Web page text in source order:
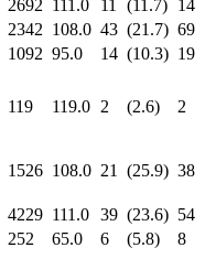
2692 111.0 11 (11.7) 14
2342 108.0 43 (21.7) 69
1092 95.0 14 (10.3) 19
119 119.0 2 (2.6) 2
1526 108.0 21 (25.9) 38
4229 111.0 39 (23.6) 54
252 65.0 6 (5.8)
8